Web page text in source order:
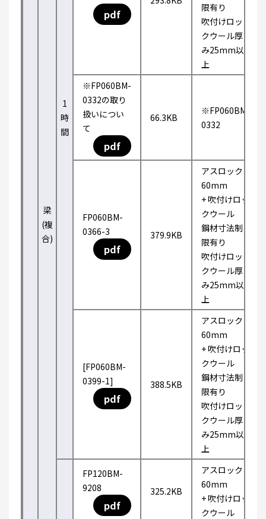
梁
(複
合)
1
時
間
pdf
限有り
吹付けロッ
クウール厚
み25mm以
上
※FP060BM-
0332の取り
扱いについ
て
pdf
66.3KB
※FP060BM-
0332
FP060BM-
0366-3
pdf
379.9KB
アスロック
60mm
+ 吹付けロッ
クウール
鋼材寸法制
限有り
吹付けロッ
クウール厚
み25mm以
上
[FP060BM-
0399-1]
pdf
388.5KB
アスロック
60mm
+ 吹付けロッ
クウール
鋼材寸法制
限有り
吹付けロッ
クウール厚
み25mm以
上
FP120BM-
9208
pdf
325.2KB
アスロック
60mm
+ 吹付けロッ
クウール